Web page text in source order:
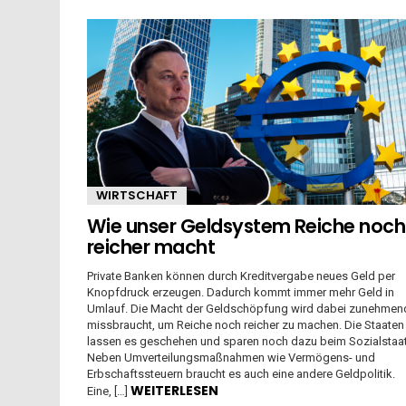
WIRTSCHAFT
Wie unser Geldsystem Reiche noch
reicher macht
Private Banken können durch Kreditvergabe neues Geld per
Knopfdruck erzeugen. Dadurch kommt immer mehr Geld in
Umlauf. Die Macht der Geldschöpfung wird dabei
missbraucht, um Reiche noch reicher zu machen. Die Staaten
lassen es geschehen und sparen noch dazu beim
Neben Umverteilungsmaßnahmen wie Vermögens- und
Erbschaftssteuern braucht es auch eine andere Geldpolitik.
Eine, […] WEITERLESEN